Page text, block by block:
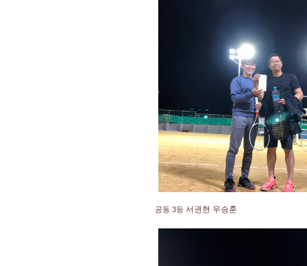
공동 3등 서권현 우승훈